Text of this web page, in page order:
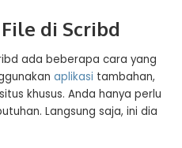
di Scribd
ada beberapa cara yang
aplikasi tambahan,
khusus. Anda hanya perlu
Langsung saja, ini dia